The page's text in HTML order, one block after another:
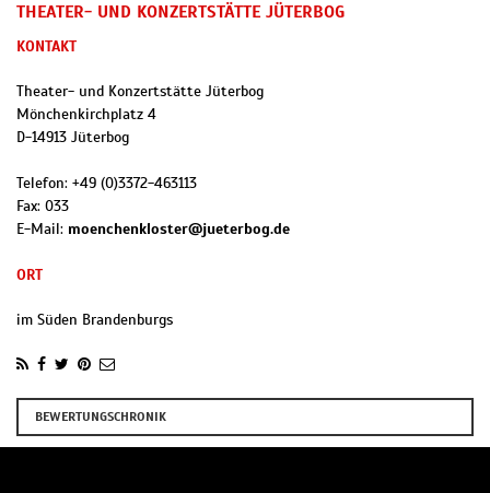
THEATER- UND KONZERTSTÄTTE JÜTERBOG
KONTAKT
Theater- und Konzertstätte Jüterbog
Mönchenkirchplatz 4
D-14913 Jüterbog
Telefon: +49 (0)3372-463113
Fax: 033
E-Mail: moenchenkloster@jueterbog.de
ORT
im Süden Brandenburgs
BEWERTUNGSCHRONIK